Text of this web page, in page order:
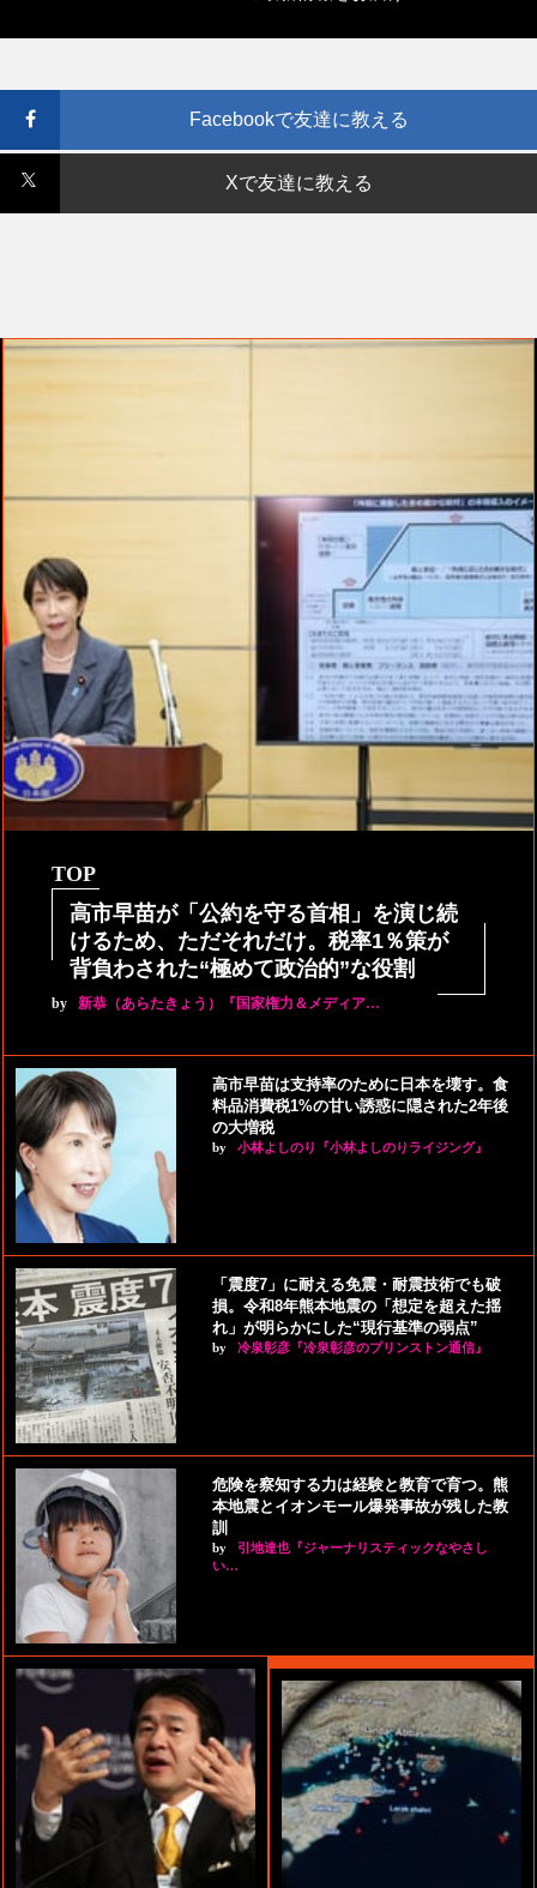
Facebookで友達に教える
Xで友達に教える
TOP
高市早苗が「公約を守る首相」を演じ続
けるため、ただそれだけ。税率1％策が
背負わされた“極めて政治的”な役割
by 新恭（あらたきょう）『国家権力＆メディア…
高市早苗は支持率のために日本を壊す。食
料品消費税1%の甘い誘惑に隠された2年後
の大増税
by 小林よしのり『小林よしのりライジング』
「震度7」に耐える免震・耐震技術でも破
損。令和8年熊本地震の「想定を超えた揺
れ」が明らかにした“現行基準の弱点”
by 冷泉彰彦『冷泉彰彦のプリンストン通信』
危険を察知する力は経験と教育で育つ。熊
本地震とイオンモール爆発事故が残した教
訓
by
引地達也『ジャーナリスティックなやさし
い…